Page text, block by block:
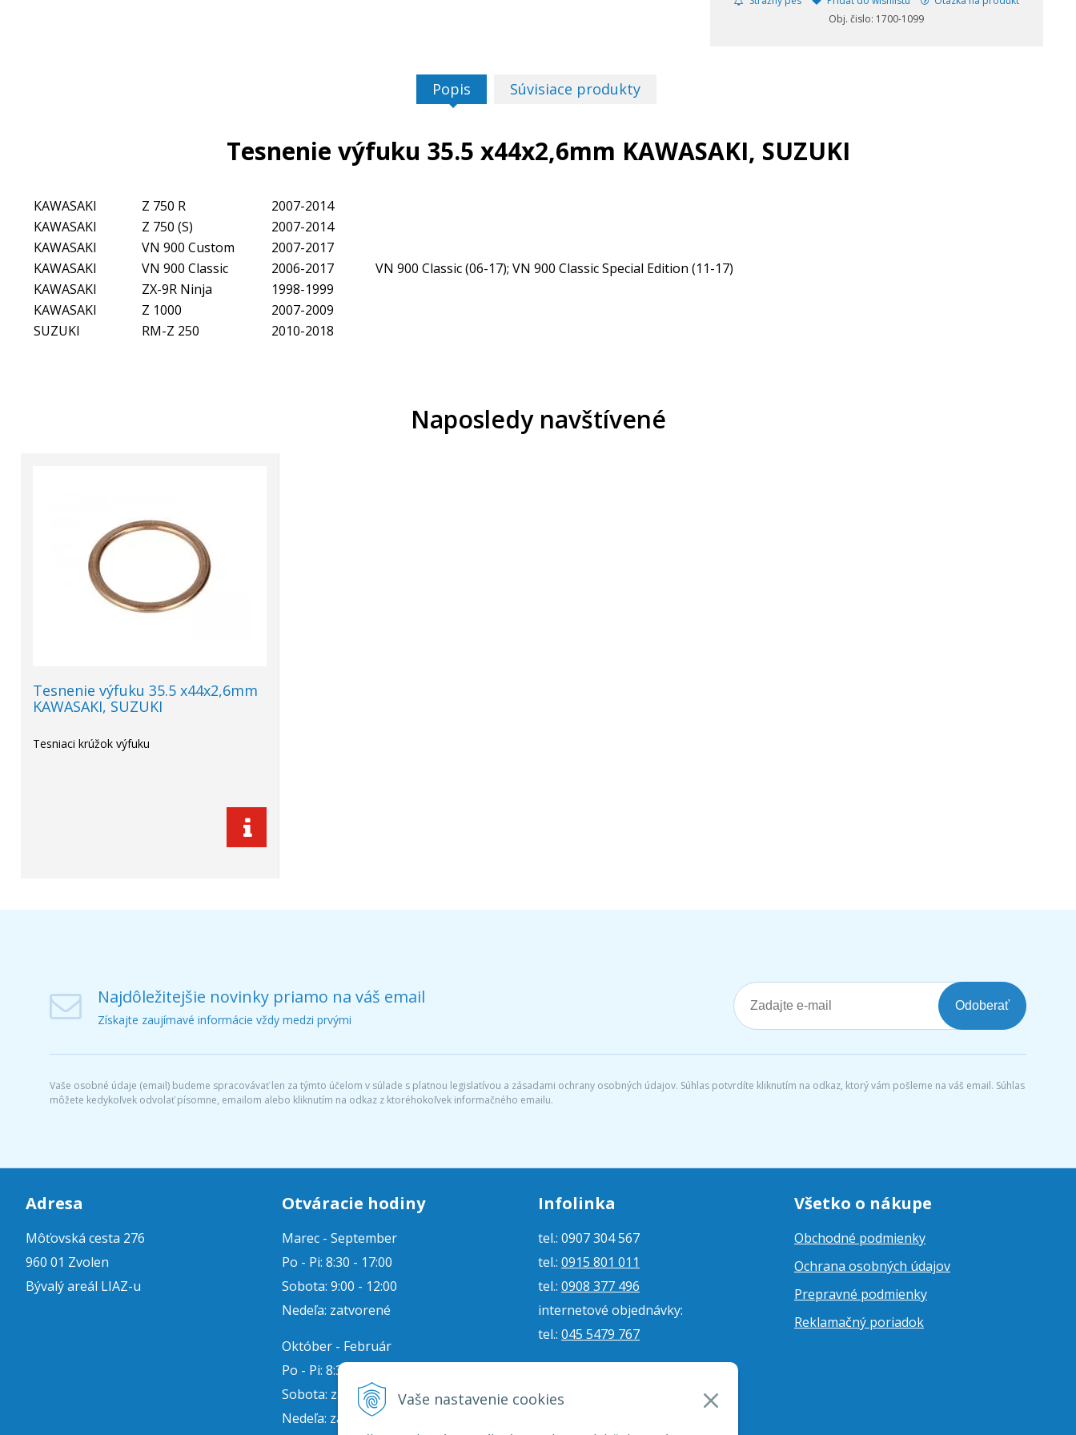
Vaše nastavenie cookies
Obj. čislo: 1700-1099
Popis Súvisiace produkty
Tesnenie výfuku 35.5 x44x2,6mm KAWASAKI, SUZUKI
KAWASAKI Z 750 R
2007-2014
KAWASAKI
Z 750 (S)
2007-2014
KAWASAKI
VN 900 Custom
2007-2017
KAWASAKI
VN 900 Classic 2006-2017
VN 900 Classic (06-17); VN 900 Classic Special Edition (11-17)
KAWASAKI
ZX-9R Ninja
1998-1999
KAWASAKI
Z 1000
2007-2009
SUZUKI
RM-Z 250 2010-2018
Naposledy navštívené
Tesnenie výfuku 35.5 x44x2,6mm
KAWASAKI, SUZUKI
Tesniaci krúžok výfuku
Najdôležitejšie novinky priamo na váš email
Získajte zaujímavé informácie vždy medzi prvými
Odoberať
Vaše osobné údaje (email) budeme spracovávať len za týmto účelom v súlade s platnou legislatívou a zásadami ochrany osobných údajov. Súhlas potvrdíte kliknutím na odkaz, ktorý vám pošleme na váš email. Súhlas
môžete kedykoľvek odvolať písomne, emailom alebo kliknutím na odkaz z ktoréhokoľvek informačného emailu.
Adresa
Môťovská cesta 276
960 01 Zvolen
Bývalý areál LIAZ-u
Otváracie hodiny
Marec - September
Po - Pi: 8:30 - 17:00
Sobota: 9:00 - 12:00
Nedeľa: zatvorené
Október - Február
Po - Pi: 8:30 - 16:00
Sobota: zatvorené
Nedeľa: zatvorené
Infolinka
tel.: 0907 304 567
tel.: 0915 801 011
tel.: 0908 377 496
internetové objednávky:
tel.: 045 5479 767
internetové objednávky:
Všetko o nákupe
Obchodné podmienky
Ochrana osobných údajov
Prepravné podmienky
Reklamačný poriadok